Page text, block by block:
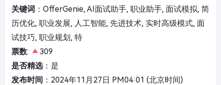
关键词 ：OfferGenie, AI面试助手, 职业助手, 面试模拟, 简
历优化, 职业发展, 人工智能, 先进技术, 实时高级模式, 面
试技巧, 职业规划, 特
票数:
309
是否精选：是
发布时间 ：2024年11月27日 PM04:01 (北京时间)